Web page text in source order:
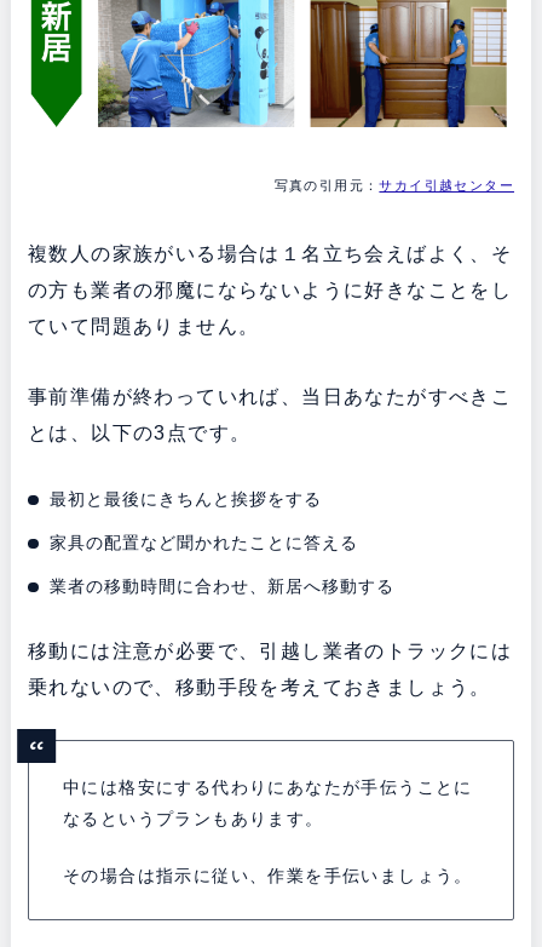
写真の引用元：サカイ引越センター
複数人の家族がいる場合は１名立ち会えばよく、そ
の方も業者の邪魔にならないように好きなことをし
ていて問題ありません。
事前準備が終わっていれば、当日あなたがすべきこ
とは、以下の3点です。
最初と最後にきちんと挨拶をする
家具の配置など聞かれたことに答える
業者の移動時間に合わせ、新居へ移動する
移動には注意が必要で、引越し業者のトラックには
乗れないので、移動手段を考えておきましょう。
中には格安にする代わりにあなたが手伝うことに
なるというプランもあります。
その場合は指示に従い、作業を手伝いましょう。